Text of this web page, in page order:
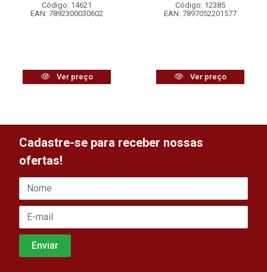
Código: 14621
EAN: 7892300030602
Ver preço
Código: 12385
EAN: 7897052201577
Ver preço
Cadastre-se para receber nossas
ofertas!